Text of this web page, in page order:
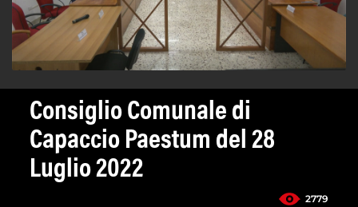
Consiglio Comunale di
Capaccio Paestum del 28
Luglio 2022
2779